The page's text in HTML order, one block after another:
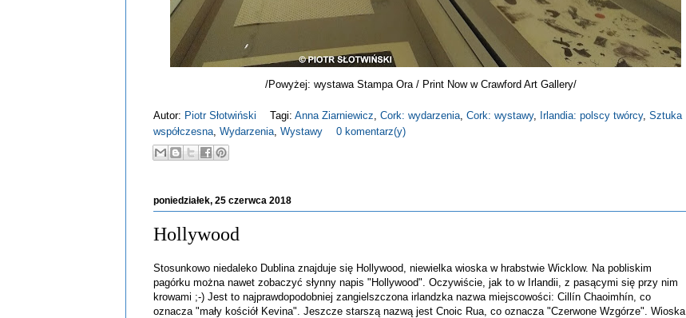
/Powyżej: wystawa Stampa Ora / Print Now w Crawford Art Gallery/
Autor: Piotr Słotwiński Tagi: Anna Ziarniewicz Cork: wydarzenia Cork: wystawy, Irlandia: polscy twórcy, Sztuka
współczesna Wydarzenia Wystawy 0 komentarz(y)
poniedziałek, 25 czerwca 2018
Hollywood
Stosunkowo niedaleko Dublina znajduje się Hollywood, niewielka wioska w hrabstwie Wicklow. Na pobliskim
pagórku można nawet zobaczyć słynny napis "Hollywood". Oczywiście, jak to w Irlandii, z pasącymi się przy nim
krowami ;-) Jest to najprawdopodobniej zangielszczona irlandzka nazwa miejscowości: Cillín Chaoimhín, co
oznacza "mały kościół Kevina". Jeszcze starszą nazwą jest Cnoic Rua, co oznacza "Czerwone Wzgórze". Wioska